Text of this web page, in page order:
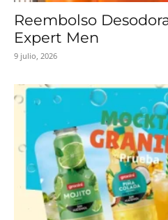
Reembolso
Expert Men
9 julio, 2026